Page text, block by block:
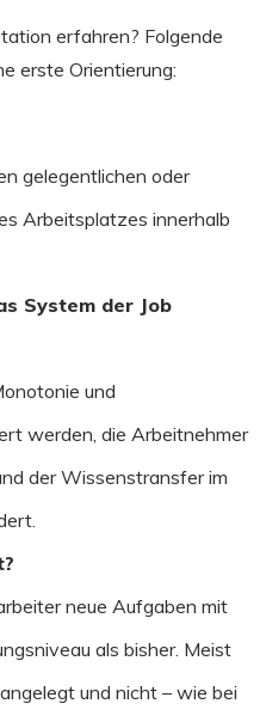
erfahren? Folgende
erste Orientierung:
gelegentlichen oder
Arbeitsplatzes innerhalb
System der Job
und
werden, die Arbeitnehmer
der Wissenstransfer im
neue Aufgaben mit
als bisher. Meist
und nicht – wie bei